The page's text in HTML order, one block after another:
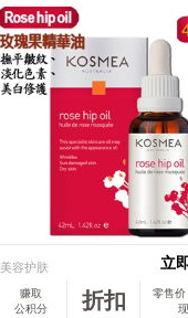
美容护肤
立
立
赚取
公积分
折扣
零售价